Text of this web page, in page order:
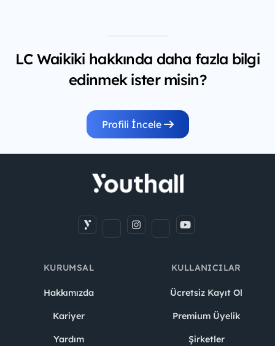
LC Waikiki hakkında daha fazla bilgi
edinmek ister misin?
Profili İncele
KURUMSAL
Hakkımızda
Kariyer
Yardım
KULLANICILAR
Ücretsiz Kayıt Ol
Premium Üyelik
Şirketler